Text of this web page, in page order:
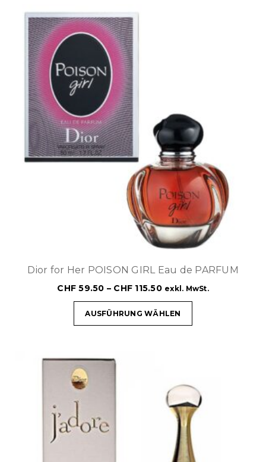
Dior for Her POISON GIRL Eau de PARFUM
CHF 59.50 – CHF 115.50 exkl. MwSt.
AUSFÜHRUNG WÄHLEN